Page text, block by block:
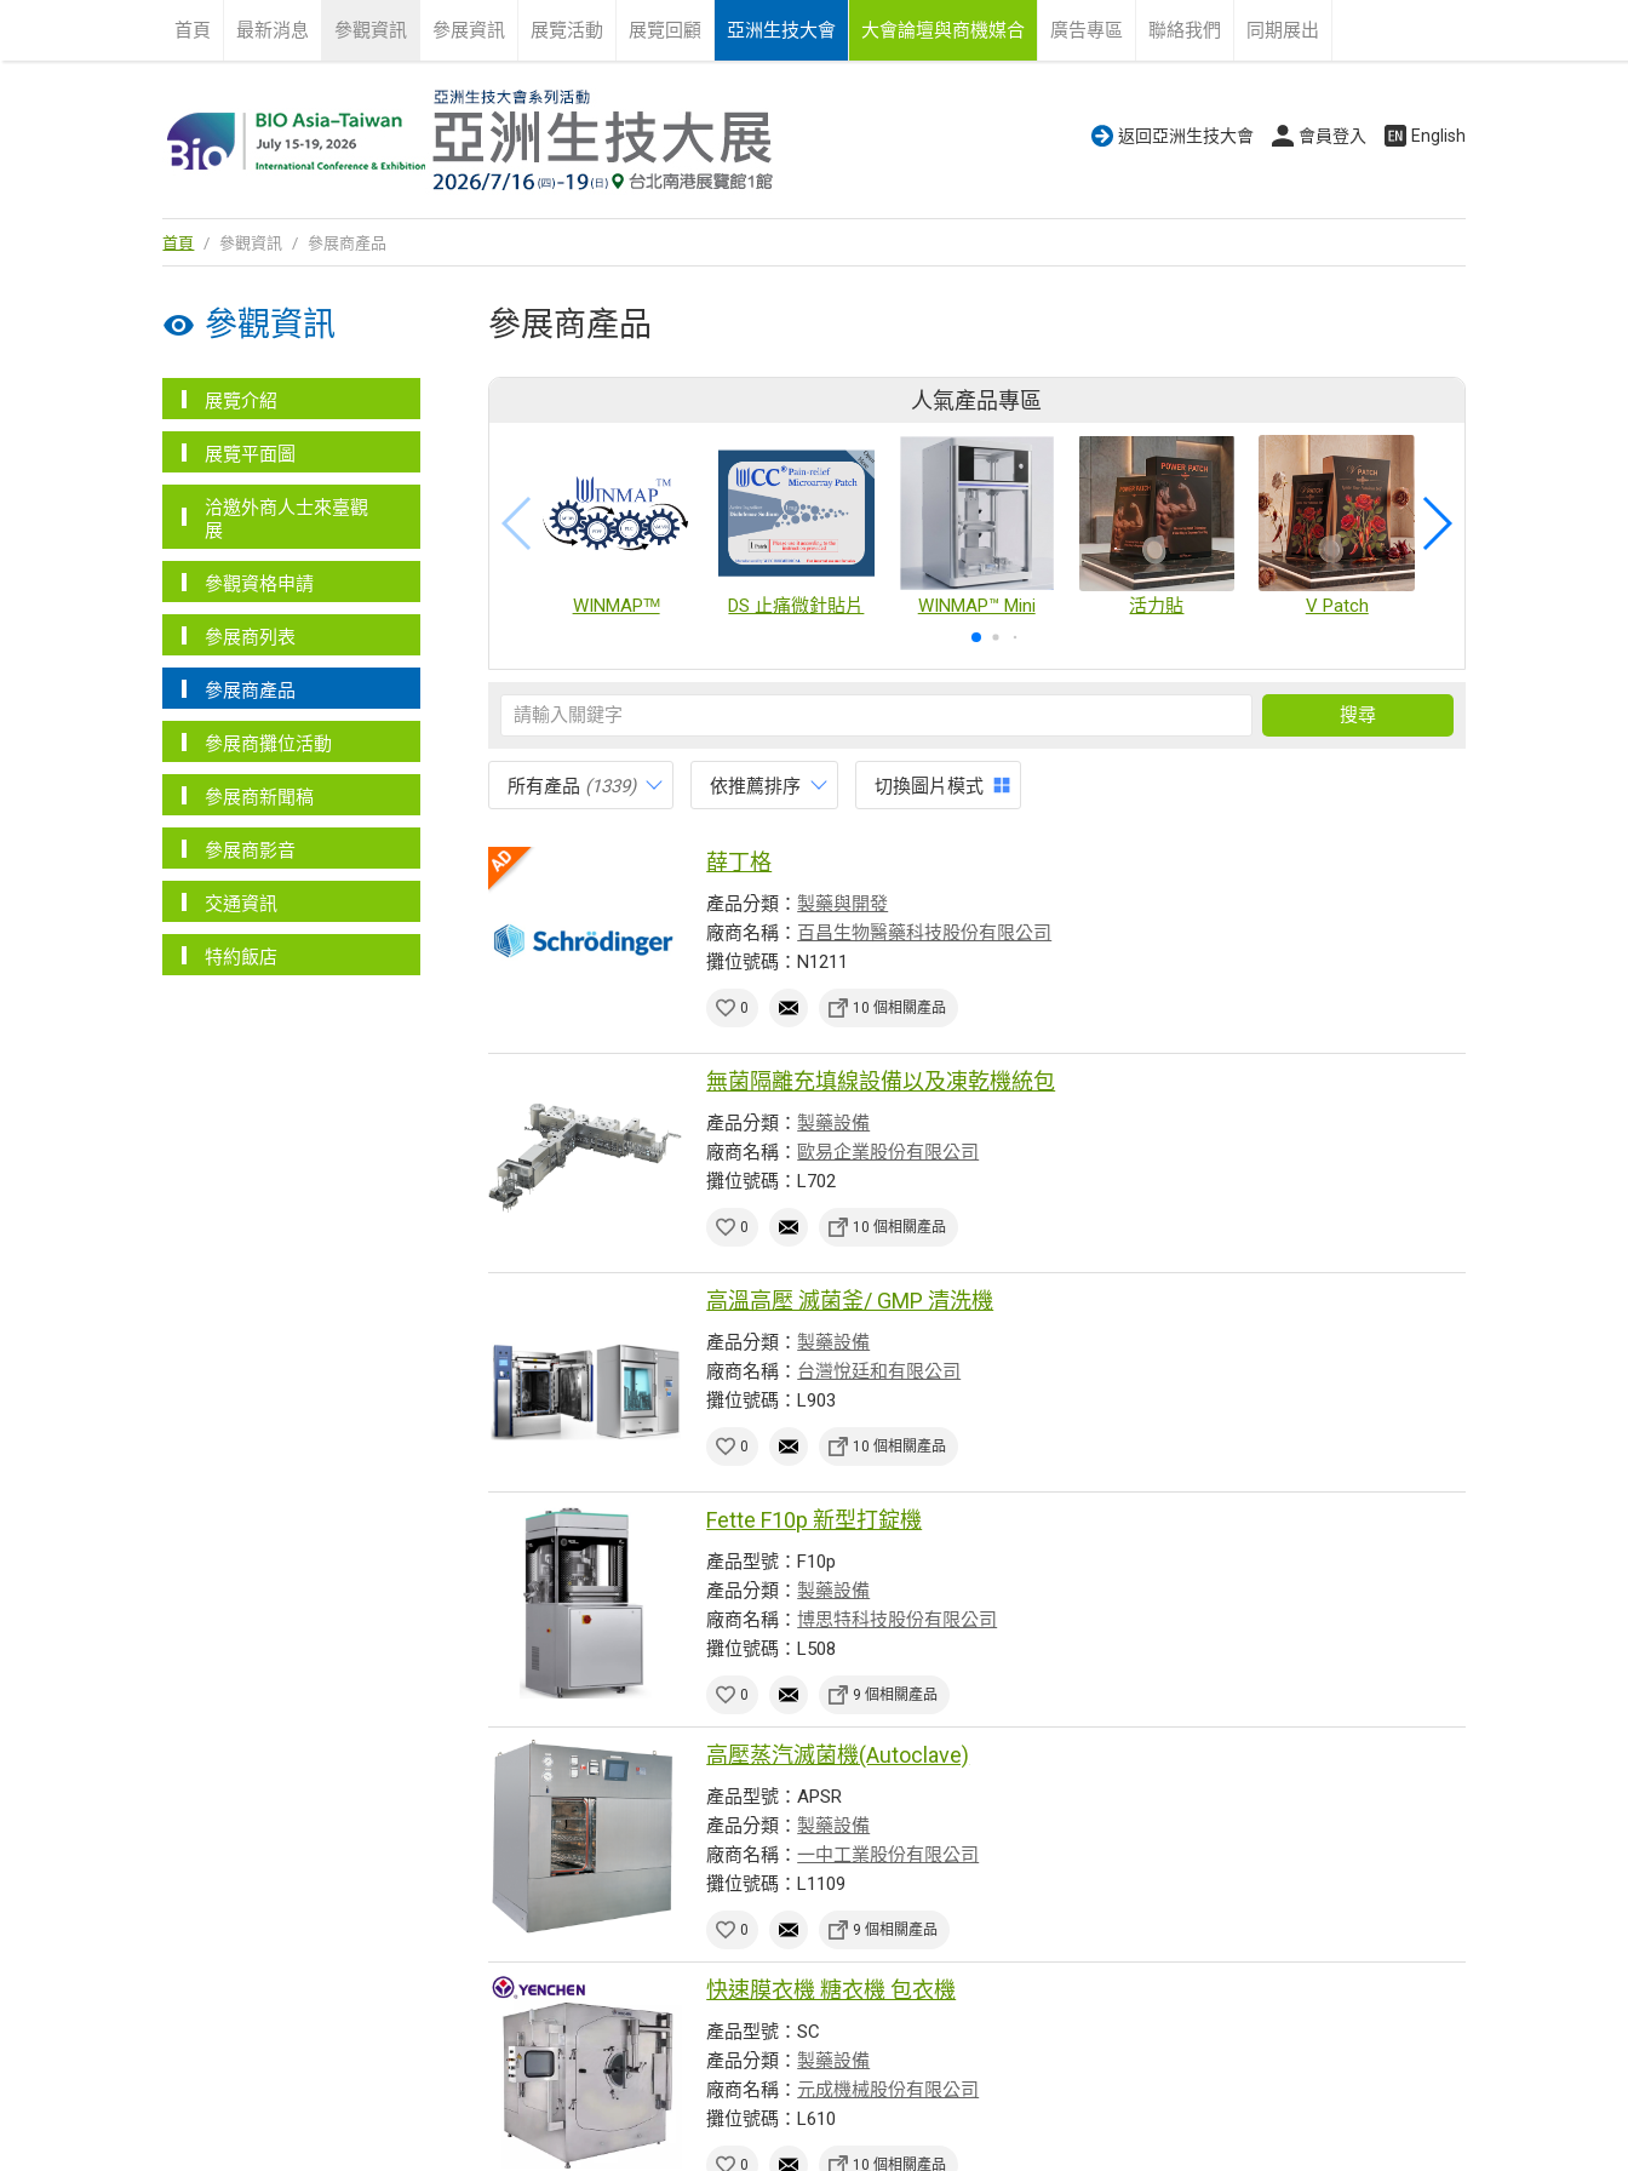
首頁 最新消息 參觀資訊 參展資訊 展覽活動 展覽回顧 亞洲生技大會 大會論壇與商機媒合 廣告專區 聯絡我們 同期展出
返回亞洲生技大會 會員登入 English
首頁 / 參觀資訊 / 參展商產品
參觀資訊
展覽介紹
展覽平面圖
洽邀外商人士來臺觀
展
參觀資格申請
參展商列表
參展商產品
參展商攤位活動
參展商新聞稿
參展商影音
交通資訊
特約飯店
參展商產品
人氣產品專區
WINMAPᵀᴹ DS 止痛微針貼片 WINMAP™ Mini 活力貼 V Patch
所有產品 (1339) 依推薦排序 切換圖片模式
薛丁格
產品分類：製藥與開發
廠商名稱： 百昌生物醫藥科技股份有限公司
攤位號碼：N1211
0 10 個相關產品
無菌隔離充填線設備以及凍乾機統包
產品分類：製藥設備
廠商名稱：歐易企業股份有限公司
攤位號碼：L702
0 10 個相關產品
高溫高壓 滅菌釜/ GMP 清洗機
產品分類：製藥設備
廠商名稱： 台灣悅廷和有限公司
攤位號碼：L903
0 10 個相關產品
Fette F10p 新型打錠機
產品型號：F10p
產品分類：製藥設備
廠商名稱：博思特科技股份有限公司
攤位號碼：L508
0 9 個相關產品
高壓蒸汽滅菌機(Autoclave)
產品型號：APSR
產品分類：製藥設備
廠商名稱：一中工業股份有限公司
攤位號碼：L1109
0 9 個相關產品
快速膜衣機 糖衣機 包衣機
產品型號：SC
產品分類：製藥設備
廠商名稱： 元成機械股份有限公司
攤位號碼：L610
0 10 個相關產品